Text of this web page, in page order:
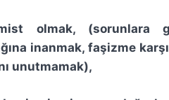
olmak, (sorunlara
inanmak, faşizme
unutmamak),